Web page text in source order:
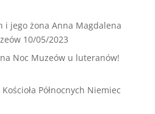
i jego żona Anna Magdalena
10/05/2023
Noc Muzeów u luteranów!
Północnych Niemiec